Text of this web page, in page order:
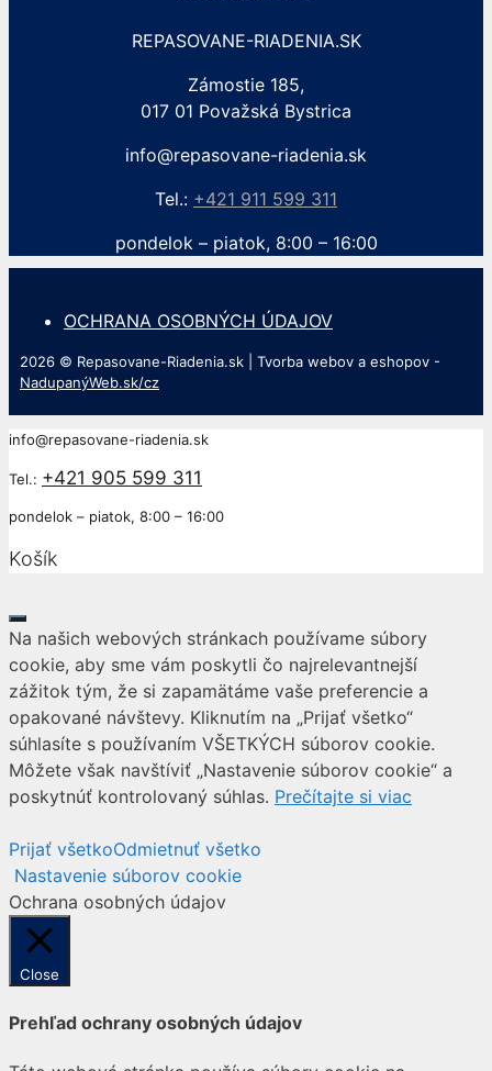
REPASOVANE-RIADENIA.SK
Zámostie 185,
017 01 Považská Bystrica
info@repasovane-riadenia.sk
Tel.: +421 911 599 311
pondelok – piatok, 8:00 – 16:00
OCHRANA OSOBNÝCH ÚDAJOV
2026 © Repasovane-Riadenia.sk | Tvorba webov a eshopov -
NadupanýWeb.sk/cz
info@repasovane-riadenia.sk
Tel.: +421 905 599 311
pondelok – piatok, 8:00 – 16:00
Košík
Close
Na našich webových stránkach používame súbory
cookie, aby sme vám poskytli čo najrelevantnejší
zážitok tým, že si zapamätáme vaše preferencie a
opakované návštevy. Kliknutím na „Prijať všetko“
súhlasíte s používaním VŠETKÝCH súborov cookie.
Môžete však navštíviť „Nastavenie súborov cookie“ a
poskytnúť kontrolovaný súhlas. Prečítajte si viac
Prijať všetkoOdmietnuť všetko
Nastavenie súborov cookie
Ochrana osobných údajov
Close
Prehľad ochrany osobných údajov